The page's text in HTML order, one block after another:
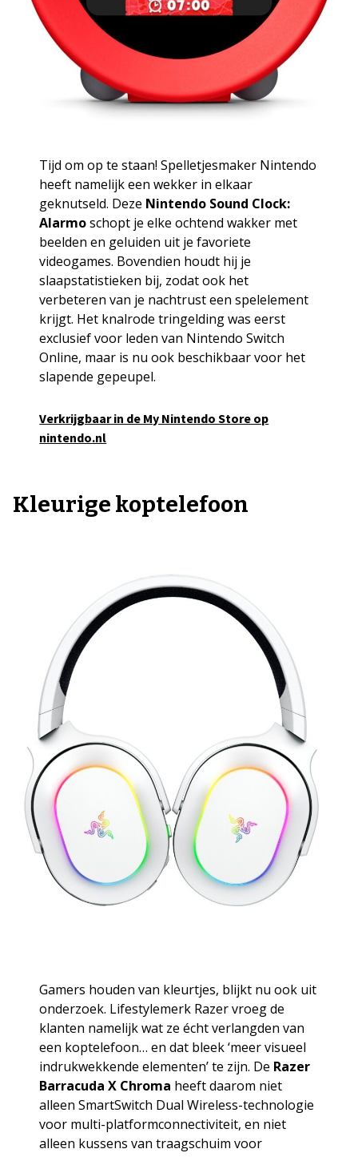
Tijd om op te staan! Spelletjesmaker Nintendo
heeft namelijk een wekker in elkaar
geknutseld. Deze Nintendo Sound Clock:
Alarmoschopt je elke ochtend wakker met
beelden en geluiden uit je favoriete
videogames. Bovendien houdt hij je
slaapstatistieken bij, zodat ook het
verbeteren van je nachtrust een spelelement
krijgt. Het knalrode tringelding was eerst
exclusief voor leden van Nintendo Switch
Online, maar is nu ook beschikbaar voor het
slapende gepeupel.
Verkrijgbaar in de My Nintendo Store op
nintendo.nl
Kleurige koptelefoon
Gamers houden van kleurtjes, blijkt nu ook uit
onderzoek. Lifestylemerk Razer vroeg de
klanten namelijk wat ze écht verlangden van
een koptelefoon… en dat bleek ‘meer visueel
indrukwekkende elementen’ te zijn. De Razer
Barracuda X Chroma heeft daarom niet
alleen SmartSwitch Dual Wireless-technologie
voor multi-platformconnectiviteit, en niet
alleen kussens van traagschuim voor